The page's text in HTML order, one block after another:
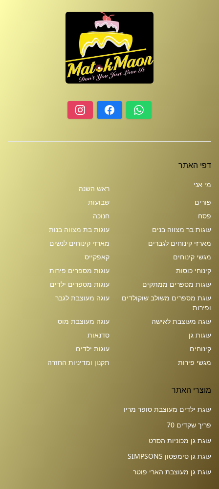
דפי האתר
מי אני
ראש השנה
פורים
שבועות
פסח
חנוכה
עוגות בר מצווה בנים
עוגות בת מצווה בנות
מארזי קינוחים לגברים
מארזי קינוחים לנשים
מגשי קינוחים
קאפקייס
קינוחי כוסות
עוגות מספרים פירות
עוגות מספרים ממתקים
עוגות מספרים ילדים
עוגת מספרים משולב שוקולדים
ופירות
עוגה מעוצבת לגבר
עוגה מעוצבת לאישה
עוגה מעוצבת מוס
עוגות גן
סדנאות
קינוחים
עוגות ילדים
מגשי פירות
תקנון ומדיניות החזרה
מוצרי האתר
עוגת ילדים מעוצבת סופר מריו
פריך שקדים 70
עוגת גן מכוניות הסרט
עוגת גן סימפסון SIMPSONS
עוגת גן מעוצבת הארי פוטר